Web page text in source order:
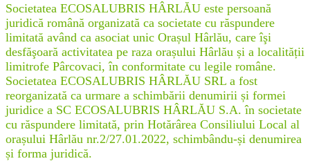
Societatea ECOSALUBRIS HÂRLĂU este persoană
juridică română organizată ca societate cu răspundere
limitată având ca asociat unic Orașul Hârlău, care îşi
desfăşoară activitatea pe raza orașului Hârlău și a localității
limitrofe Pârcovaci, în conformitate cu legile române.
Societatea ECOSALUBRIS HÂRLĂU SRL a fost
reorganizată ca urmare a schimbării denumirii și formei
juridice a SC ECOSALUBRIS HÂRLĂU S.A. în societate
cu răspundere limitată, prin Hotărârea Consiliului Local al
orașului Hârlău nr.2/27.01.2022, schimbându-și denumirea
și forma juridică.